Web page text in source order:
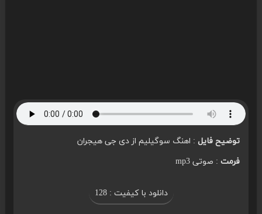
توضیح فایل: اهنگ سوگیلیم از دی جی هیجران
فرمت: صوتی mp3
دانلود با کیفیت : 128